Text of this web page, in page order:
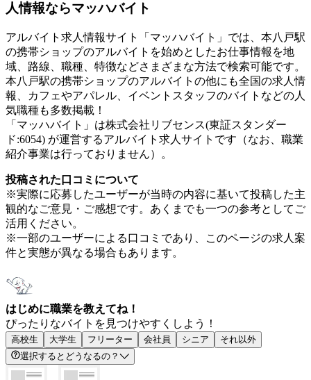
人情報ならマッハバイト
アルバイト求人情報サイト「マッハバイト」では、本八戸駅
の携帯ショップのアルバイトを始めとしたお仕事情報を地
域、路線、職種、特徴などさまざまな方法で検索可能です。
本八戸駅の携帯ショップのアルバイトの他にも全国の求人情
報、カフェやアパレル、イベントスタッフのバイトなどの人
気職種も多数掲載！
「マッハバイト」は株式会社リブセンス(東証スタンダー
ド:6054) が運営するアルバイト求人サイトです（なお、職業
紹介事業は行っておりません）。
投稿された口コミについて
※実際に応募したユーザーが当時の内容に基いて投稿した主
観的なご意見・ご感想です。あくまでも一つの参考としてご
活用ください。
※一部のユーザーによる口コミであり、このページの求人案
件と実態が異なる場合もあります。
はじめに職業を教えてね！
ぴったりなバイトを見つけやすくしよう！
高校生 大学生 フリーター 会社員 シニア
それ以外
選択するとどうなるの？